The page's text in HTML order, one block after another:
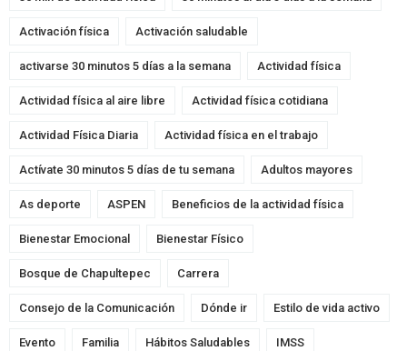
Activación física Activación saludable
activarse 30 minutos 5 días a la semana Actividad física
Actividad física al aire libre Actividad física cotidiana
Actividad Física Diaria Actividad física en el trabajo
Actívate 30 minutos 5 días de tu semana Adultos mayores
As deporte ASPEN Beneficios de la actividad física
Bienestar Emocional Bienestar Físico
Bosque de Chapultepec Carrera
Consejo de la Comunicación Dónde ir Estilo de vida activo
Evento Familia Hábitos Saludables IMSS